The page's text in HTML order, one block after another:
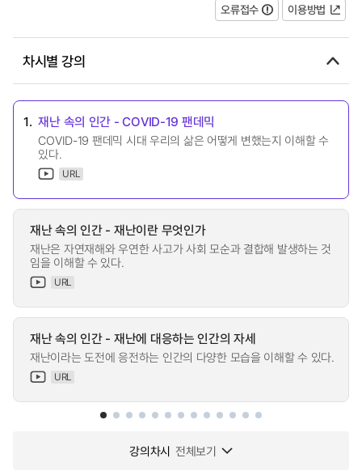
오류접수 이용방법
차시별 강의
1. 재난 속의 인간 - COVID-19 팬데믹
COVID-19 팬데믹 시대 우리의 삶은 어떻게 변했는지 이해할 수
있다.
URL
재난 속의 인간 - 재난이란 무엇인가
재난은 자연재해와 우연한 사고가 사회 모순과 결합해 발생하는 것
임을 이해할 수 있다.
URL
재난 속의 인간 - 재난에 대응하는 인간의 자세
재난이라는 도전에 응전하는 인간의 다양한 모습을 이해할 수 있다.
URL
강의차시 전체보기